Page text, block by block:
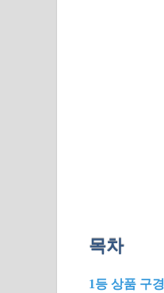
목차
1등 상품 구